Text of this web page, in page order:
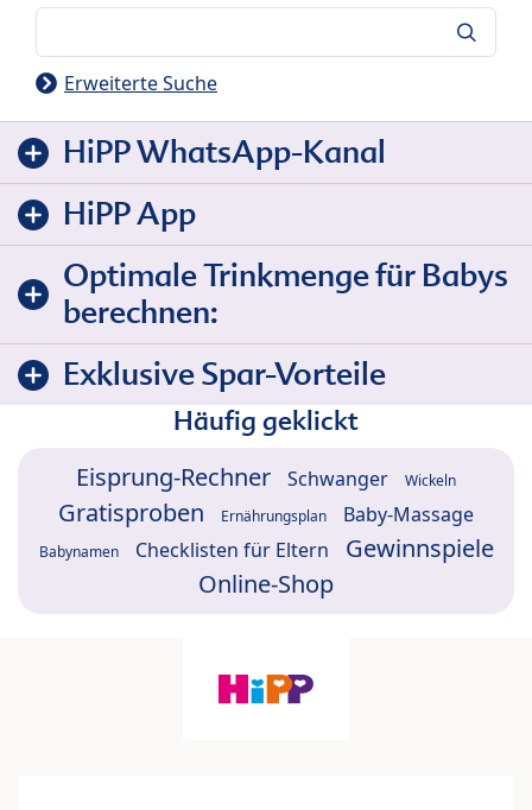
Erweiterte Suche
HiPP WhatsApp-Kanal
HiPP App
Optimale Trinkmenge für Babys
berechnen:
Exklusive Spar-Vorteile
Häufig geklickt
Eisprung-Rechner Schwanger Wickeln
Gratisproben Ernährungsplan Baby-Massage
Babynamen Checklisten für Eltern
Gewinnspiele
Online-Shop